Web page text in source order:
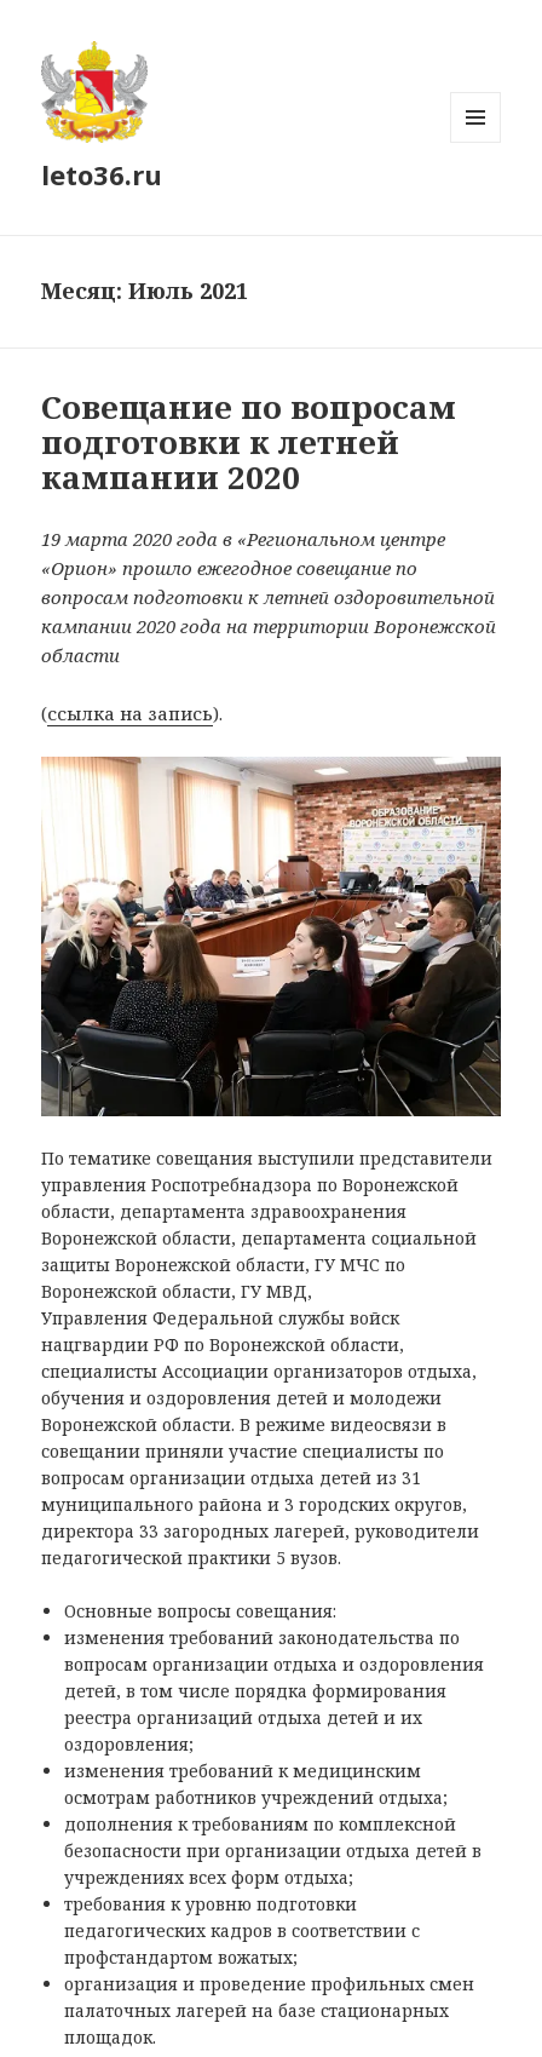
leto36.ru
Месяц:Июль 2021
Совещание по вопросам
подготовки к летней
кампании 2020
19 марта 2020 года в «Региональном центре
«Орион» прошло ежегодное совещание по
вопросам подготовки к летней оздоровительной
кампании 2020 года на территории Воронежской
области
(ссылка на запись).
По тематике совещания выступили представители
управления Роспотребнадзора по Воронежской
области, департамента здравоохранения
Воронежской области, департамента социальной
защиты Воронежской области, ГУ МЧС по
Воронежской области, ГУ МВД,
Управления Федеральной службы войск
нацгвардии РФ по Воронежской области,
специалисты Ассоциации организаторов отдыха,
обучения и оздоровления детей и молодежи
Воронежской области. В режиме видеосвязи в
совещании приняли участие специалисты по
вопросам организации отдыха детей из 31
муниципального района и 3 городских округов,
директора 33 загородных лагерей, руководители
педагогической практики 5 вузов.
Основные вопросы совещания:
изменения требований законодательства по
вопросам организации отдыха и оздоровления
детей, в том числе порядка формирования
реестра организаций отдыха детей и их
оздоровления;
изменения требований к медицинским
осмотрам работников учреждений отдыха;
дополнения к требованиям по комплексной
безопасности при организации отдыха детей в
учреждениях всех форм отдыха;
требования к уровню подготовки
педагогических кадров в соответствии с
профстандартом вожатых;
организация и проведение профильных смен
палаточных лагерей на базе стационарных
площадок.